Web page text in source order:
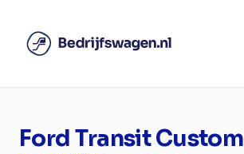
Ford Transit Custom